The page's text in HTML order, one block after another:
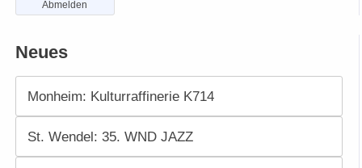
Abmelden
Neues
Monheim: Kulturraffinerie K714
St. Wendel: 35. WND JAZZ